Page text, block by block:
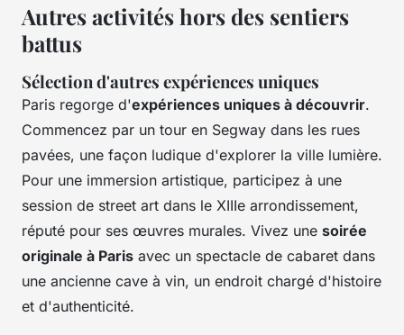
Autres activités hors des sentiers
battus
Sélection d'autres expériences uniques
Paris regorge d'expériences uniques à découvrir.
Commencez par un tour en Segway dans les rues
pavées, une façon ludique d'explorer la ville lumière.
Pour une immersion artistique, participez à une
session de street art dans le XIIIe arrondissement,
réputé pour ses œuvres murales. Vivez une soirée
originale à Paris avec un spectacle de cabaret dans
une ancienne cave à vin, un endroit chargé d'histoire
et d'authenticité.